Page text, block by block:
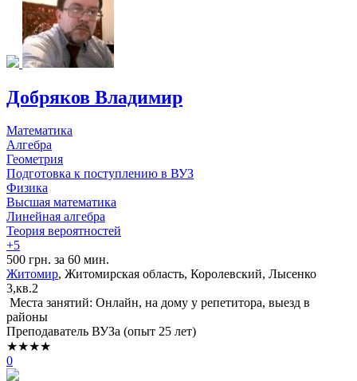
Добряков Владимир
Математика
Алгебра
Геометрия
Подготовка к поступлению в ВУЗ
Физика
Высшая математика
Линейная алгебра
Теория вероятностей
+5
500 грн. за 60 мин.
Житомир, Житомирская область, Королевский, Лысенко
3,кв.2
Места занятий: Онлайн, на дому у репетитора, выезд в
районы
Преподаватель ВУЗа (опыт 25 лет)
★★★★
0